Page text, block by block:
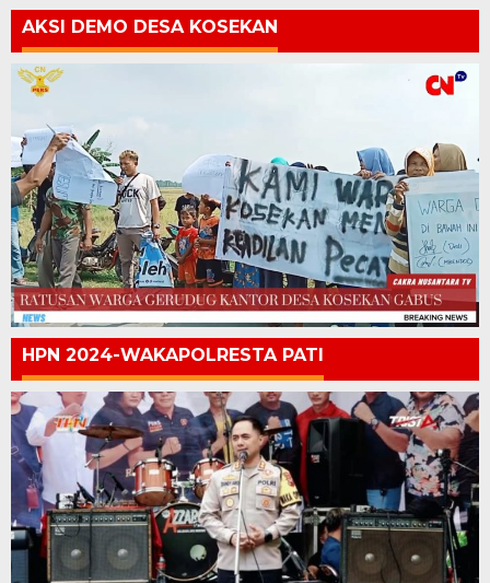
AKSI DEMO DESA KOSEKAN
HPN 2024-WAKAPOLRESTA PATI